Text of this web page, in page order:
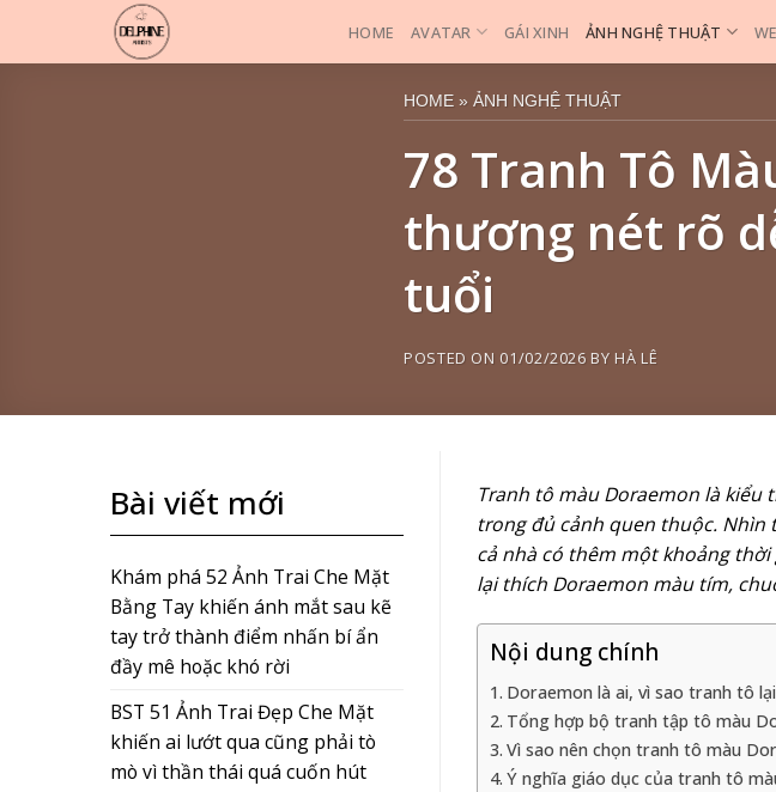
HOME AVATAR GÁI XINH ẢNH NGHỆ THUẬT
HOME » ẢNH NGHỆ THUẬT
78 Tranh Tô
thương nét rõ
tuổi
POSTED ON 01/02/2026 BY HÀ LÊ
Bài viết mới
Khám phá 52 Ảnh Trai Che Mặt
Bằng Tay khiến ánh mắt sau kẽ
tay trở thành điểm nhấn bí ẩn
đầy mê hoặc khó rời
BST 51 Ảnh Trai Đẹp Che Mặt
khiến ai lướt qua cũng phải tò
mò vì thần thái quá cuốn hút
Tranh tô màu Doraemon là kiểu
trong đủ cảnh quen thuộc.
cả nhà có thêm một khoảng
lại thích Doraemon màu tím,
Nội dung chính
Doraemon là ai, vì sao tranh tô
Tổng hợp bộ tranh tập tô màu
Vì sao nên chọn tranh tô màu
Ý nghĩa giáo dục của tranh tô